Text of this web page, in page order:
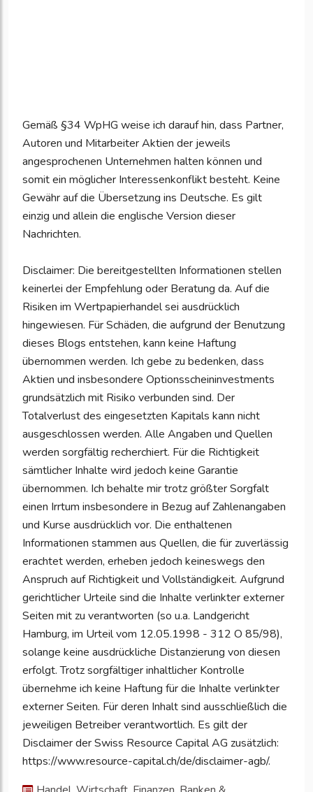
Gemäß §34 WpHG weise ich darauf hin, dass Partner,
Autoren und Mitarbeiter Aktien der jeweils
angesprochenen Unternehmen halten können und
somit ein möglicher Interessenkonflikt besteht. Keine
Gewähr auf die Übersetzung ins Deutsche. Es gilt
einzig und allein die englische Version dieser
Nachrichten.
Disclaimer: Die bereitgestellten Informationen stellen
keinerlei der Empfehlung oder Beratung da. Auf die
Risiken im Wertpapierhandel sei ausdrücklich
hingewiesen. Für Schäden, die aufgrund der Benutzung
dieses Blogs entstehen, kann keine Haftung
übernommen werden. Ich gebe zu bedenken, dass
Aktien und insbesondere Optionsscheininvestments
grundsätzlich mit Risiko verbunden sind. Der
Totalverlust des eingesetzten Kapitals kann nicht
ausgeschlossen werden. Alle Angaben und Quellen
werden sorgfältig recherchiert. Für die Richtigkeit
sämtlicher Inhalte wird jedoch keine Garantie
übernommen. Ich behalte mir trotz größter Sorgfalt
einen Irrtum insbesondere in Bezug auf Zahlenangaben
und Kurse ausdrücklich vor. Die enthaltenen
Informationen stammen aus Quellen, die für zuverlässig
erachtet werden, erheben jedoch keineswegs den
Anspruch auf Richtigkeit und Vollständigkeit. Aufgrund
gerichtlicher Urteile sind die Inhalte verlinkter externer
Seiten mit zu verantworten (so u.a. Landgericht
Hamburg, im Urteil vom 12.05.1998 - 312 O 85/98),
solange keine ausdrückliche Distanzierung von diesen
erfolgt. Trotz sorgfältiger inhaltlicher Kontrolle
übernehme ich keine Haftung für die Inhalte verlinkter
externer Seiten. Für deren Inhalt sind ausschließlich die
jeweiligen Betreiber verantwortlich. Es gilt der
Disclaimer der Swiss Resource Capital AG zusätzlich:
https://www.resource-capital.ch/de/disclaimer-agb/.